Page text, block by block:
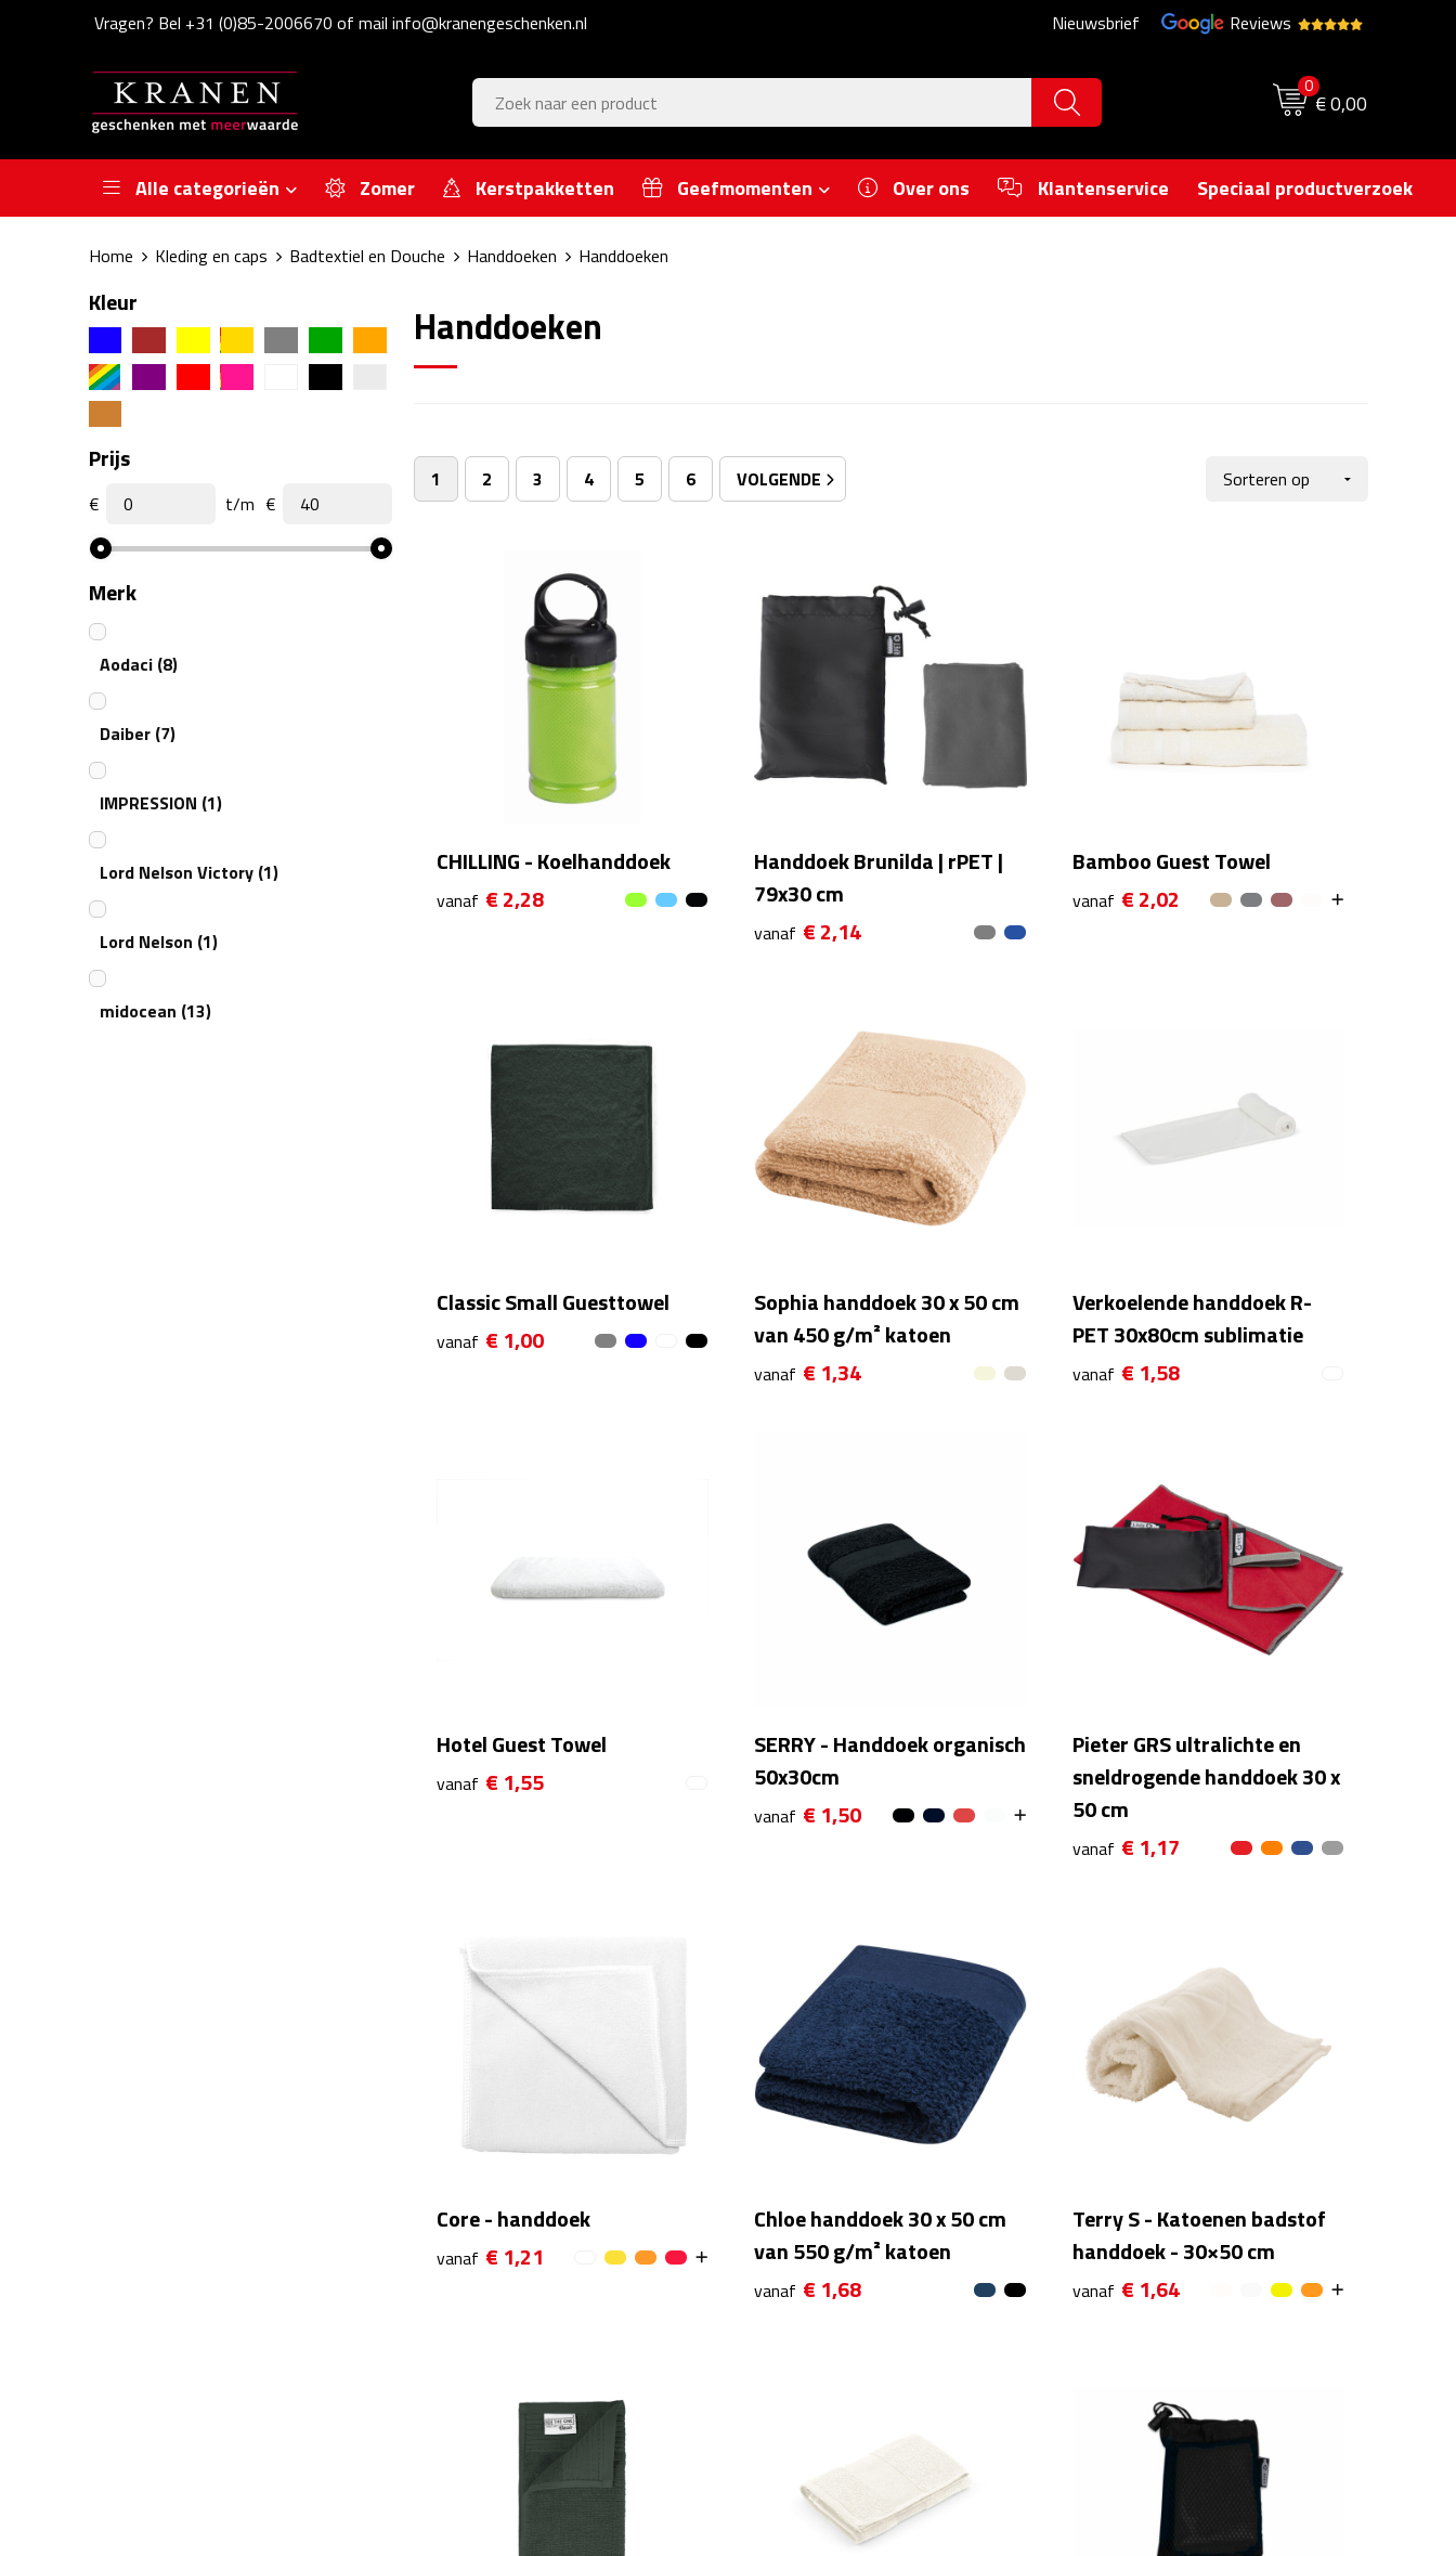
Vragen? Bel +31 (0)85-2006670 of mail info@kranengeschenken.nl Nieuwsbrief Reviews
0
€ 0,00
Alle categorieën Zomer Kerstpakketten Geefmomenten Over ons Klantenservice Speciaal productverzoek
Home Kleding en caps Badtextiel en Douche Handdoeken Handdoeken
Kleur
Prijs
€ t/m €
Merk
Aodaci (8)
Daiber (7)
IMPRESSION (1)
Lord Nelson Victory (1)
Lord Nelson (1)
midocean (13)
Handdoeken
1 2 3 4 5 6 VOLGENDE
CHILLING - Koelhanddoek
vanaf € 2,28
Handdoek Brunilda | rPET |
79x30 cm
vanaf € 2,14
Bamboo Guest Towel
vanaf € 2,02
Classic Small Guesttowel
vanaf € 1,00
Sophia handdoek 30 x 50 cm
van 450 g/m² katoen
vanaf € 1,34
Verkoelende handdoek R-
PET 30x80cm sublimatie
vanaf € 1,58
Hotel Guest Towel
vanaf € 1,55
SERRY - Handdoek organisch
50x30cm
vanaf € 1,50
Pieter GRS ultralichte en
sneldrogende handdoek 30 x
50 cm
vanaf € 1,17
Core - handdoek
vanaf € 1,21
Chloe handdoek 30 x 50 cm
van 550 g/m² katoen
vanaf € 1,68
Terry S - Katoenen badstof
handdoek - 30×50 cm
vanaf € 1,64